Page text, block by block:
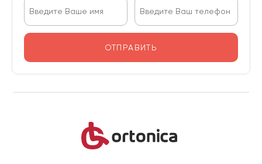
ОТПРАВИТЬ